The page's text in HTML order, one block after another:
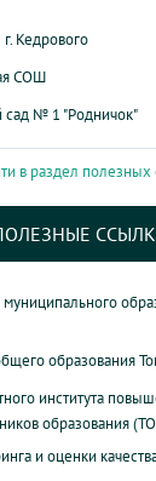
Кедрового
СОШ
№ 1 "Родничок"
в раздел полезных
образования
института
образования
и оценки